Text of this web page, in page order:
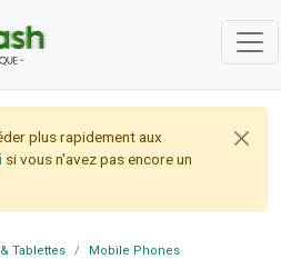
plus rapidement aux
si vous n'avez pas encore un
Tablettes
Mobile Phones